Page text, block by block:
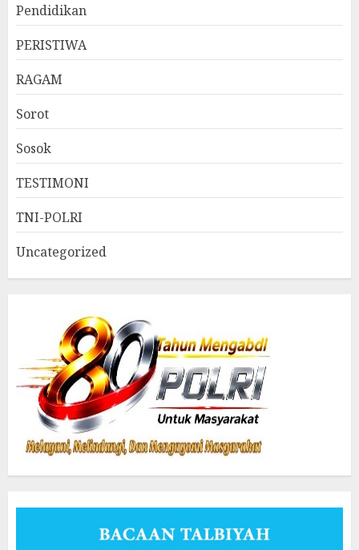
Pendidikan
PERISTIWA
RAGAM
Sorot
Sosok
TESTIMONI
TNI-POLRI
Uncategorized